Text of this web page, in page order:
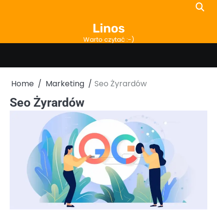
Linos
Warto czytać :-)
Home Marketing Seo Żyrardów
Seo Żyrardów